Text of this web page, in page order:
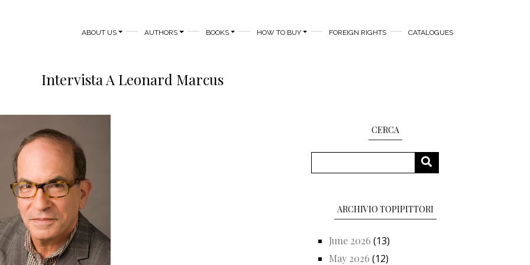
MAIN NAVIGATION
ABOUT US AUTHORS BOOKS HOW TO BUY FOREIGN RIGHTS CATALOGUES
Intervista A Leonard Marcus
CERCA
SEARCH
ARCHIVIO TOPIPITTORI
June 2026 (13)
May 2026 (12)